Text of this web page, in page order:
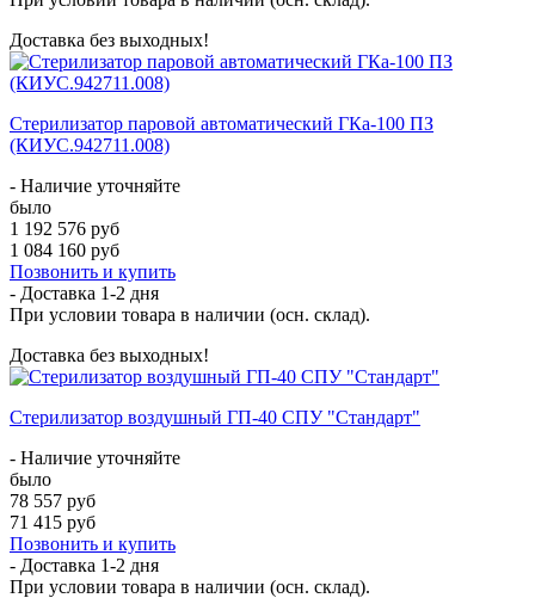
Доставка без выходных!
Стерилизатор паровой автоматический ГКа-100 ПЗ
(КИУС.942711.008)
- Наличие уточняйте
было
1 192 576 руб
1 084 160 руб
Позвонить и купить
- Доставка 1-2 дня
При условии товара в наличии (осн. склад).
Доставка без выходных!
Стерилизатор воздушный ГП-40 СПУ "Стандарт"
- Наличие уточняйте
было
78 557 руб
71 415 руб
Позвонить и купить
- Доставка 1-2 дня
При условии товара в наличии (осн. склад).